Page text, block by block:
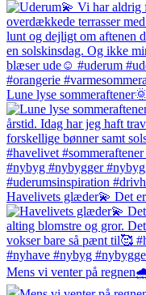
Lune lyse
Havelivets glæder💫 Det er
Mens vi venter på